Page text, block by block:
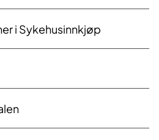
i Sykehusinnkjøp